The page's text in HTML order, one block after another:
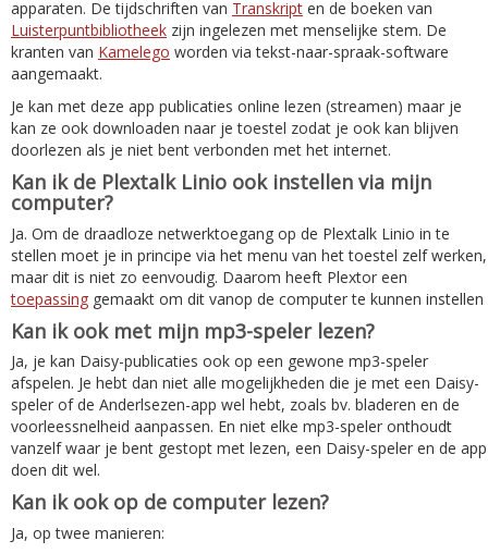
apparaten. De tijdschriften van Transkript en de boeken van
Luisterpuntbibliotheek zijn ingelezen met menselijke stem. De
kranten van Kamelego worden via tekst-naar-spraak-software
aangemaakt.
Je kan met deze app publicaties online lezen (streamen) maar je
kan ze ook downloaden naar je toestel zodat je ook kan blijven
doorlezen als je niet bent verbonden met het internet.
Kan ik de Plextalk Linio ook instellen via mijn
computer?
Ja. Om de draadloze netwerktoegang op de Plextalk Linio in te
stellen moet je in principe via het menu van het toestel zelf werken,
maar dit is niet zo eenvoudig. Daarom heeft Plextor een
toepassing gemaakt om dit vanop de computer te kunnen instellen
Kan ik ook met mijn mp3-speler lezen?
Ja, je kan Daisy-publicaties ook op een gewone mp3-speler
afspelen. Je hebt dan niet alle mogelijkheden die je met een Daisy-
speler of de Anderlsezen-app wel hebt, zoals bv. bladeren en de
voorleessnelheid aanpassen. En niet elke mp3-speler onthoudt
vanzelf waar je bent gestopt met lezen, een Daisy-speler en de app
doen dit wel.
Kan ik ook op de computer lezen?
Ja, op twee manieren: